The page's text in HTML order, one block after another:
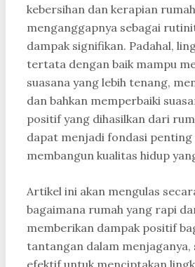
kebersihan dan kerapian
menganggapnya sebagai
dampak signifikan. Padahal,
tertata dengan baik mampu
suasana yang lebih tenang,
dan bahkan memperbaiki
positif yang dihasilkan dari
dapat menjadi fondasi penting
membangun kualitas hidup
Artikel ini akan mengulas
bagaimana rumah yang rapi
memberikan dampak positif
tantangan dalam